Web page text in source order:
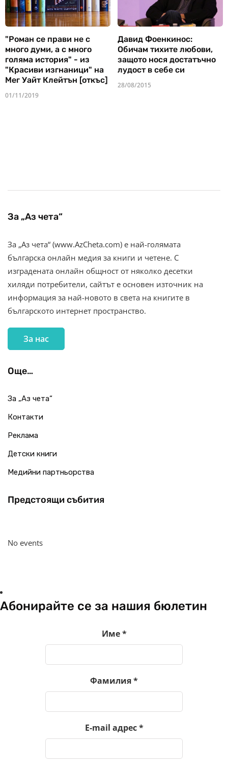
"Роман се прави не с
много думи, а с много
голяма история" - из
"Красиви изгнаници" на
Мег Уайт Клейтън [откъс]
01/11/2019
Давид Фоенкинос:
Обичам тихите любови,
защото нося достатъчно
лудост в себе си
28/08/2015
За „Аз чета“
За „Аз чета“ (www.AzCheta.com) е най-голямата
българска онлайн медия за книги и четене. С
изградената онлайн общност от няколко десетки
хиляди потребители, сайтът е основен източник на
информация за най-новото в света на книгите в
българското интернет пространство.
За нас
Още…
За „Аз чета“
Контакти
Реклама
Детски книги
Медийни партньорства
Предстоящи събития
No events
Абонирайте се за нашия бюлетин
Име*
Фамилия*
E-mail адрес*